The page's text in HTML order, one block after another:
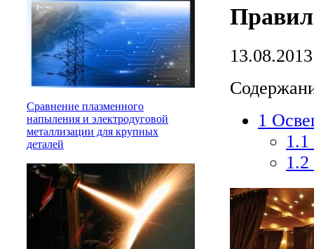
Сравнение плазменного
напыления и электродуговой
металлизации для крупных
деталей
13.08.2013
1
1.1
1.2